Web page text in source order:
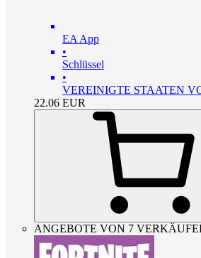
EA App
•
Schlüssel
•
VEREINIGTE STAATEN
22.06 EUR
ANGEBOTE VON 7